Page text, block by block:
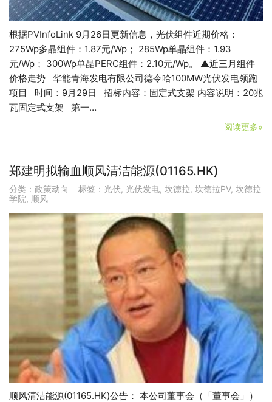
根据PVInfoLink 9月26日更新信息，光伏组件近期价格：
275Wp多晶组件：1.87元/Wp； 285Wp单晶组件：1.93
元/Wp； 300Wp单晶PERC组件：2.10元/Wp。 ▲近三月组件
价格走势 华能青海发电有限公司德令哈100MW光伏发电领跑
项目 时间：9月29日 招标内容：固定式支架 内容说明：20兆
瓦固定式支架 第一…
阅读更多»
郑建明拟输血顺风清洁能源(01165.HK)
分类： 政策动向 标签： 光伏, 光伏发电, 坎德拉, 坎德拉PV, 坎德拉
学院, 顺风
顺风清洁能源(01165.HK)公告： 本公司董事会（「董事会」）